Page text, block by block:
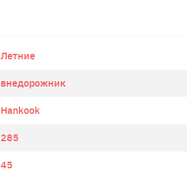
Летние
внедорожник
Hankook
285
45